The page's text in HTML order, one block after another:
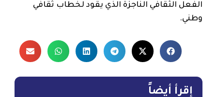
الفعل الثقافي الناجزة الذي يقود لخطاب ثقافي
وطني.
إقرأ أيضاً